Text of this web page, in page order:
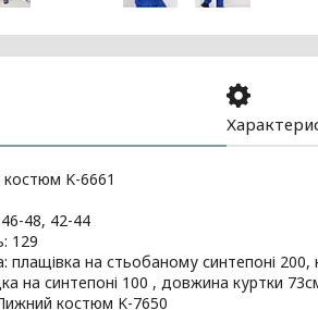
K-6661
48, 42-44
129
плащівка на стьобаному синтепоні
на синтепоні 100 , довжина куртки
костюм K-7650